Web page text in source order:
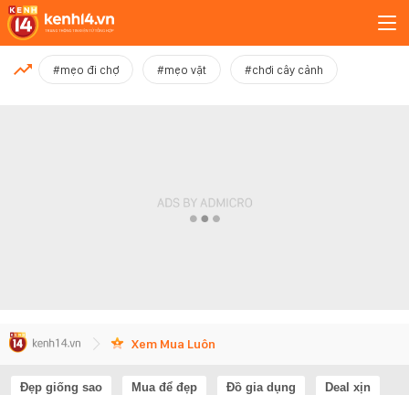
MỚI NHẤT
#mẹo đi chợ #mẹo vặt #chơi cây cảnh
Xem Mua Luôn
Đẹp giống sao Mua để đẹp Đồ gia dụng Deal xịn